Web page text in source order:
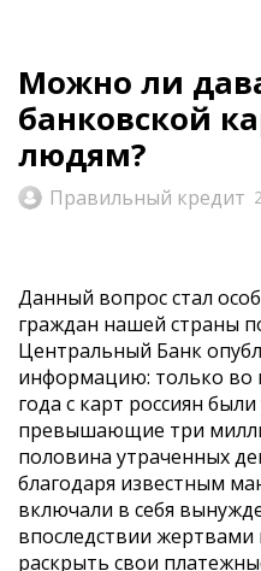
Можно ли
банковской
людям?
Правильный кредит
Данный вопрос стал
граждан нашей страны
Центральный Банк
информацию: только во
года с карт россиян
превышающие три
половина утраченных
благодаря известным
включали в себя
впоследствии
раскрыть свои